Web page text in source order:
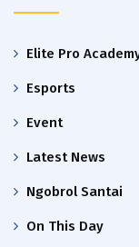
Elite Pro
Esports
Event
Latest News
Ngobrol Santai
On This Day